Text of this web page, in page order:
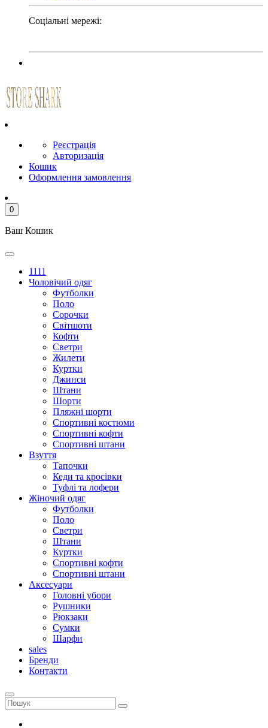
Соціальні мережі:
Реєстрація
Авторизація
Кошик
Оформлення замовлення
0
Ваш Кошик
1111
Чоловічий одяг
Футболки
Поло
Сорочки
Світшоти
Кофти
Светри
Жилети
Куртки
Джинси
Штани
Шорти
Пляжні шорти
Спортивні костюми
Спортивні кофти
Спортивні штани
Взуття
Тапочки
Кеди та кросівки
Туфлі та лофери
Жіночий одяг
Футболки
Поло
Светри
Штани
Куртки
Cпортивні кофти
Спортивні штани
Аксесуари
Головні убори
Рушники
Рюкзаки
Сумки
Шарфи
sales
Бренди
Контакти